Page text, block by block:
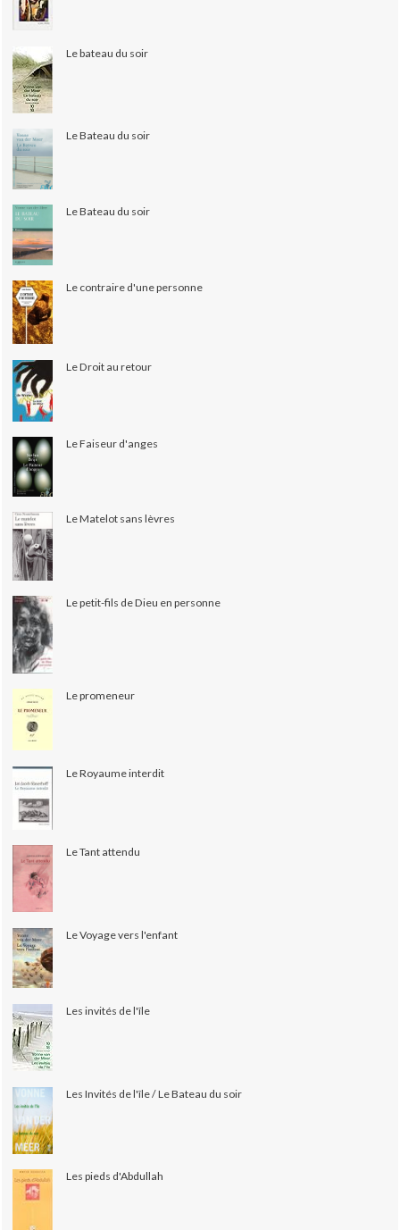
Le bateau du soir
Le Bateau du soir
Le Bateau du soir
Le contraire d'une personne
Le Droit au retour
Le Faiseur d'anges
Le Matelot sans lèvres
Le petit-fils de Dieu en personne
Le promeneur
Le Royaume interdit
Le Tant attendu
Le Voyage vers l'enfant
Les invités de l'île
Les Invités de l'île / Le Bateau du soir
Les pieds d'Abdullah